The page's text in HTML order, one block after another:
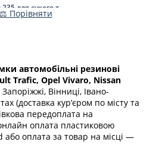
для сухого та
прибирання
⚖ Порівняти
автомобільні резинові
Trafic, Opel Vivaro, Nissan
Вінниці, Івано-
(доставка кур’єром по місту та
передоплата на
оплата пластиковою
оплата за товар на місці —